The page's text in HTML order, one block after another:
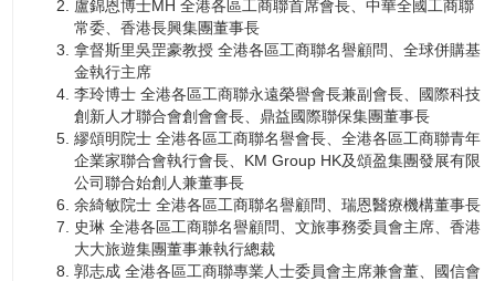
盧錦恩博士MH 全港各區工商聯首席會長、中華全國工商聯
常委、香港長興集團董事長
拿督斯里吳罡豪教授 全港各區工商聯名譽顧問、全球併購基
金執行主席
李玲博士 全港各區工商聯永遠榮譽會長兼副會長、國際科技
創新人才聯合會創會會長、鼎益國際聯保集團董事長
繆頌明院士 全港各區工商聯名譽會長、全港各區工商聯青年
企業家聯合會執行會長、KM Group HK及頌盈集團發展有限
公司聯合始創人兼董事長
余綺敏院士 全港各區工商聯名譽顧問、瑞恩醫療機構董事長
史琳 全港各區工商聯名譽顧問、文旅事務委員會主席、香港
大大旅遊集團董事兼執行總裁
郭志成 全港各區工商聯專業人士委員會主席兼會董、國信會